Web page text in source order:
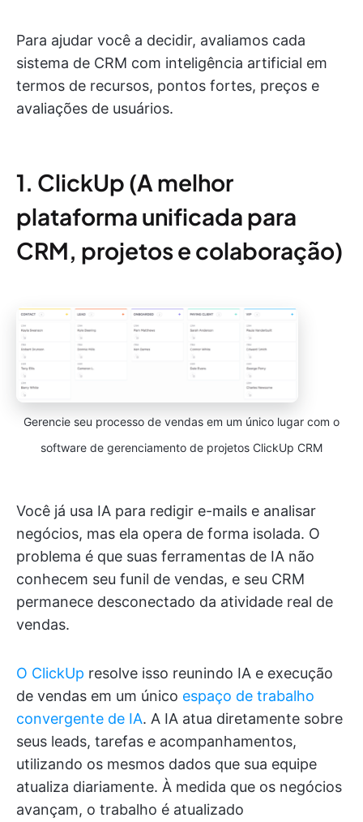
Para ajudar você a decidir, avaliamos cada
sistema de CRM com inteligência artificial em
termos de recursos, pontos fortes, preços e
avaliações de usuários.
1. ClickUp (A melhor
plataforma unificada para
CRM, projetos e colaboração)
Gerencie seu processo de vendas em um único lugar com o
software de gerenciamento de projetos ClickUp CRM
Você já usa IA para redigir e-mails e analisar
negócios, mas ela opera de forma isolada. O
problema é que suas ferramentas de IA não
conhecem seu funil de vendas, e seu CRM
permanece desconectado da atividade real de
vendas.
O ClickUp resolve isso reunindo IA e execução
de vendas em um único espaço de trabalho
convergente de IA. A IA atua diretamente sobre
seus leads, tarefas e acompanhamentos,
utilizando os mesmos dados que sua equipe
atualiza diariamente. À medida que os negócios
avançam, o trabalho é atualizado